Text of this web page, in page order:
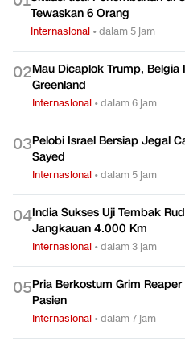
Tewaskan 6 Orang
Internasional •dalam 5 jam
02Mau Dicaplok Trump,
Greenland
Internasional •dalam 6 jam
03Pelobi Israel Bersiap Jegal
Sayed
Internasional •dalam 5 jam
04India Sukses Uji Tembak
Jangkauan 4.000 Km
Internasional •dalam 3 jam
05Pria Berkostum Grim
Pasien
Internasional •dalam 7 jam